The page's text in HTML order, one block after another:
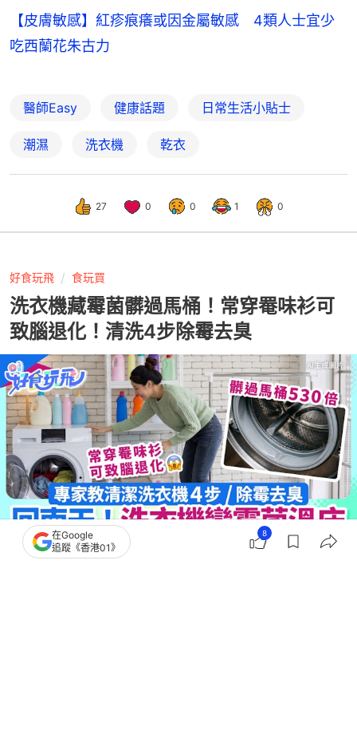
【皮膚敏感】紅疹痕癢或因金屬敏感 4類人士宜少
吃西蘭花朱古力
醫師Easy 健康話題 日常生活小貼士
潮濕 洗衣機 乾衣
27 0 0 1 0
好食玩飛 食玩買
洗衣機藏霉菌髒過馬桶！常穿罨味衫可
致腦退化！清洗4步除霉去臭
撰文：蘇琬淇
在Google
追蹤《香港01》
8